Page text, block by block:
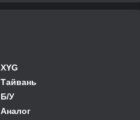
XYG
Тайвань
Б/У
Аналог